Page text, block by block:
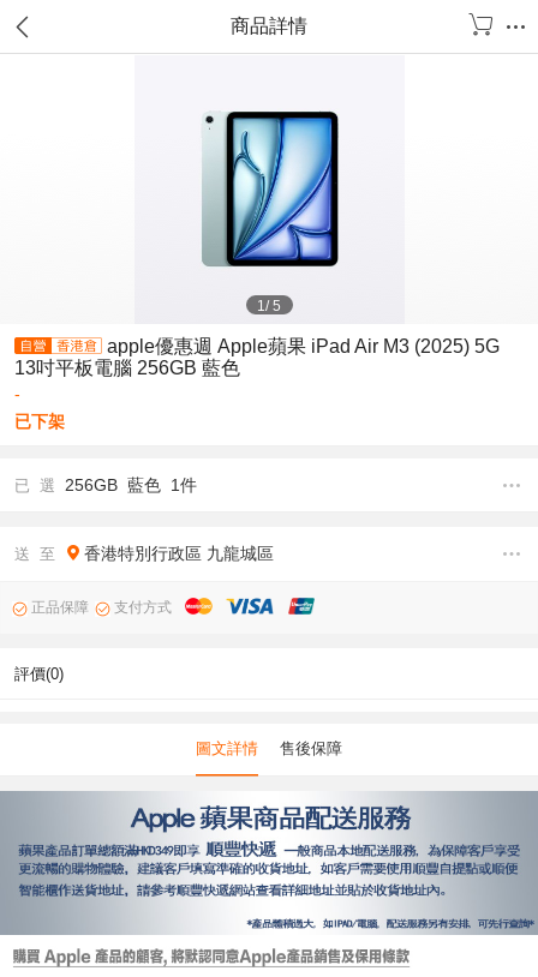
商品詳情
1/5
apple優惠週 Apple蘋果 iPad Air M3 (2025) 5G
13吋平板電腦 256GB 藍色
-
已下架
已 選 256GB 藍色 1件
送 至 香港特別行政區 九龍城區
正品保障 支付方式
評價(0)
圖文詳情 售後保障